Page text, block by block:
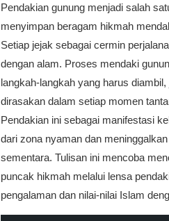
Pendakian gunung menjadi salah
menyimpan beragam hikmah
Setiap jejak sebagai cermin
dengan alam. Proses mendaki
langkah-langkah yang harus
dirasakan dalam setiap momen
Pendakian ini sebagai manifestasi
dari zona nyaman dan
sementara. Tulisan ini mencoba
puncak hikmah melalui lensa
pengalaman dan nilai-nilai Islam